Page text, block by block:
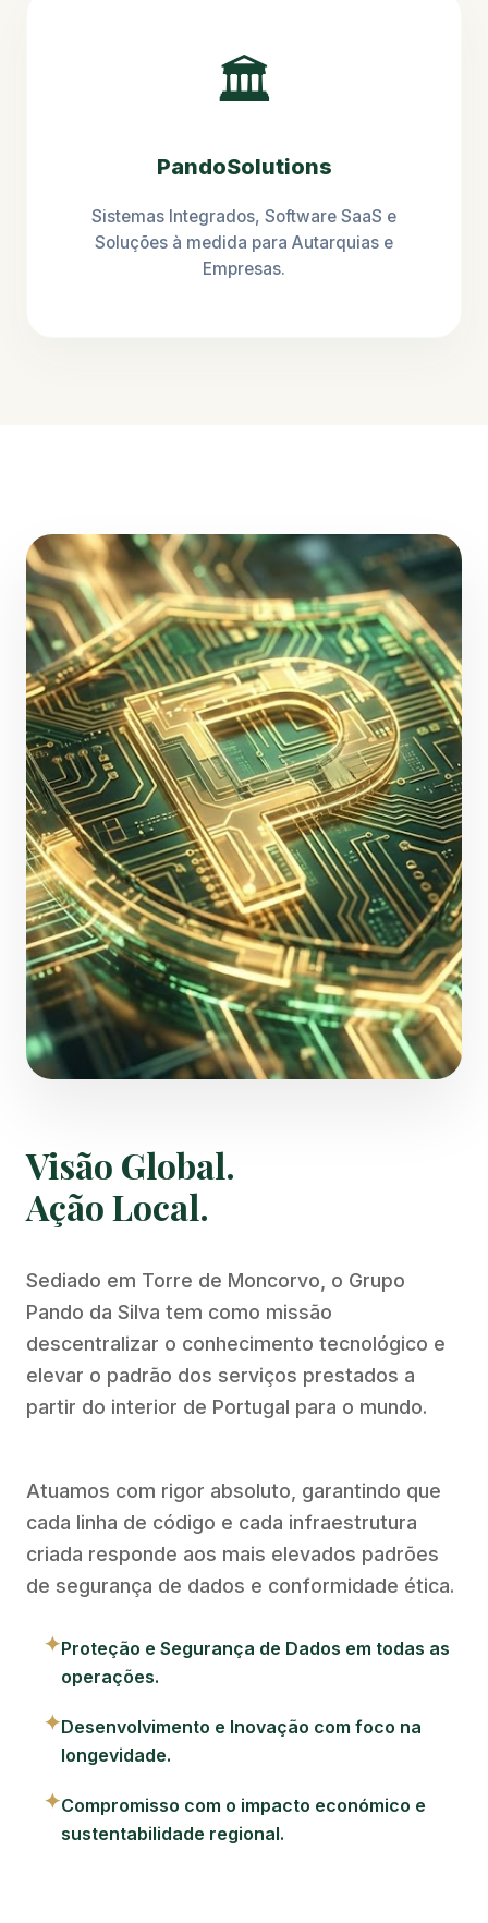
🏛️
PandoSolutions
Sistemas Integrados, Software SaaS e
Soluções à medida para Autarquias e
Empresas.
Visão Global.
Ação Local.
Sediado em Torre de Moncorvo, o Grupo
Pando da Silva tem como missão
descentralizar o conhecimento tecnológico e
elevar o padrão dos serviços prestados a
partir do interior de Portugal para o mundo.
Atuamos com rigor absoluto, garantindo que
cada linha de código e cada infraestrutura
criada responde aos mais elevados padrões
de segurança de dados e conformidade ética.
✦Proteção e Segurança de Dados em todas as
operações.
✦Desenvolvimento e Inovação com foco na
longevidade.
✦Compromisso com o impacto económico e
sustentabilidade regional.